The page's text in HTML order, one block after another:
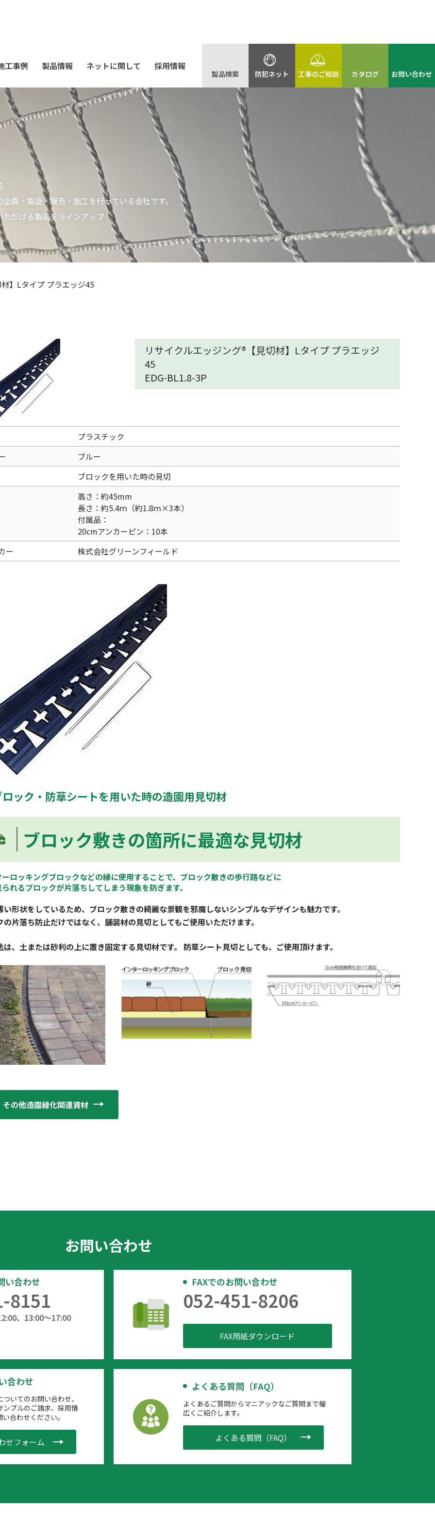
工事例 製品情報 ネットに関して 採用情報
製品検索 防犯ネット 工事のご相談 カタログ お問い合わせ
画・製造・販売・施工を行っている会社です。
だける製品をラインアップ
】Lタイプ プラエッジ45
リサイクルエッジング®【見切材】Lタイプ プラエッジ
45
EDG-BL1.8-3P
プラスチック
ブルー
ブロックを用いた時の見切
高さ：約45mm
長さ：約5.4ｍ（約1.8ｍ×3本）
付属品：
20cmアンカーピン：10本
ー
株式会社グリーンフィールド
ック・防草シートを用いた時の造園用見切材
ブロック敷きの箇所に最適な見切材
ロッキングブロックなどの縁に使用することで、ブロック敷きの歩行路などに
れるブロックが片落ちしてしまう現象を防ぎます。
い形状をしているため、ブロック敷きの綺麗な景観を邪魔しないシンプルなデザインも魅力です。
の片落ち防止だけではなく、舗装材の見切としてもご使用いただけます。
は、土または砂利の上に置き固定する見切材です。 防草シート見切としても、ご使用頂けます。
その他造園緑化関連資材
お問い合わせ
い合わせ
8151
、13:00～17:00
FAXでのお問い合わせ
052-451-8206
FAX用紙ダウンロード
合わせ
いてのお問い合わせ、
プルのご請求、採用情
合わせください。
せフォーム
よくある質問（FAQ）
よくあるご質問からマニアックなご質問まで幅
広くご紹介します。
よくある質問（FAQ）